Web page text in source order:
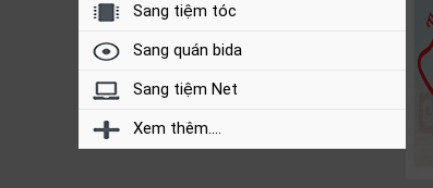
Sang tiệm tóc
Sang quán bida
Sang tiệm Net
Xem thêm....